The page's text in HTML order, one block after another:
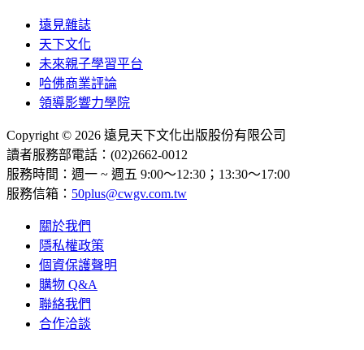
遠見雜誌
天下文化
未來親子學習平台
哈佛商業評論
領導影響力學院
Copyright © 2026 遠見天下文化出版股份有限公司
讀者服務部電話：(02)2662-0012
服務時間：週一 ~ 週五 9:00～12:30；13:30～17:00
服務信箱： 50plus@cwgv.com.tw
關於我們
隱私權政策
個資保護聲明
購物 Q&A
聯絡我們
合作洽談